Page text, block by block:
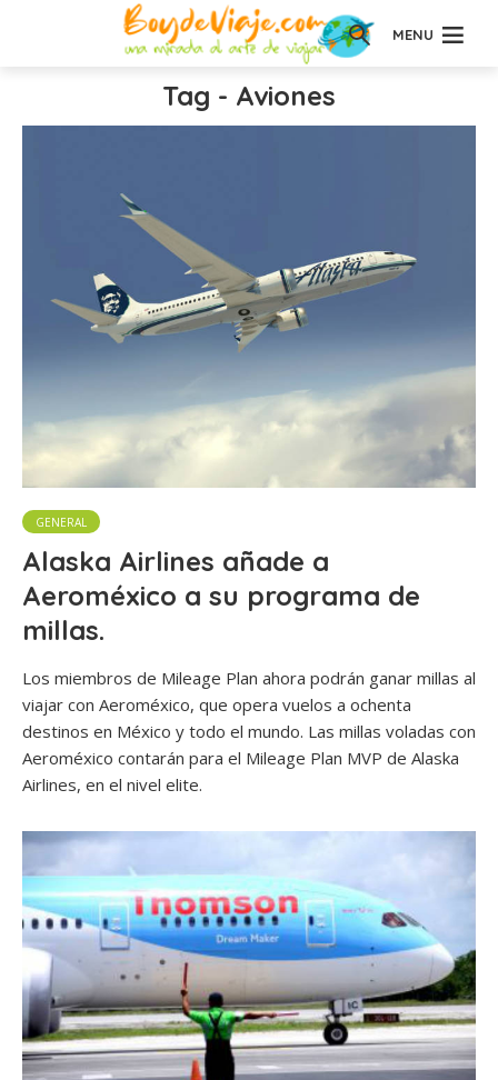
MENU
Tag - Aviones
GENERAL
Alaska Airlines añade a
Aeroméxico a su programa de
millas.
Los miembros de Mileage Plan ahora podrán ganar millas al
viajar con Aeroméxico, que opera vuelos a ochenta
destinos en México y todo el mundo. Las millas voladas con
Aeroméxico contarán para el Mileage Plan MVP de Alaska
Airlines, en el nivel elite.